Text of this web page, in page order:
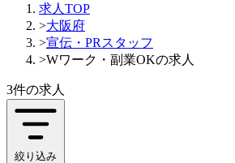
求人TOP
>大阪府
>宣伝・PRスタッフ
>Wワーク・副業OKの求人
3件の求人
絞り込み